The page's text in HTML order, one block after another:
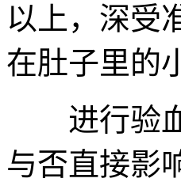
以上，深受
在肚子里的
进行验血
与否直接影